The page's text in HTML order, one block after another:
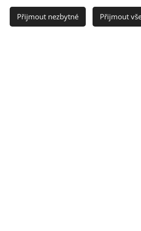
Zadejte váš email a dozvíte se
Přijmout nezbytné Přijmout